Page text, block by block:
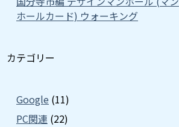
ホールカード) ウォーキング
カテゴリー
Google (11)
PC関連 (22)